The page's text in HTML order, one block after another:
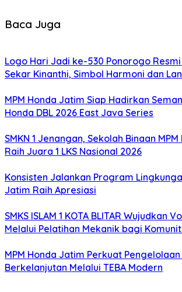
Baca Juga
Logo Hari Jadi ke-530 Ponorogo
Sekar Kinanthi, Simbol Harmoni dan
MPM Honda Jatim Siap Hadirkan
Honda DBL 2026 East Java Series
SMKN 1 Jenangan, Sekolah Binaan
Raih Juara 1 LKS Nasional 2026
Konsisten Jalankan Program
Jatim Raih Apresiasi
SMKS ISLAM 1 KOTA BLITAR Wujudkan
Melalui Pelatihan Mekanik bagi
MPM Honda Jatim Perkuat
Berkelanjutan Melalui TEBA Modern